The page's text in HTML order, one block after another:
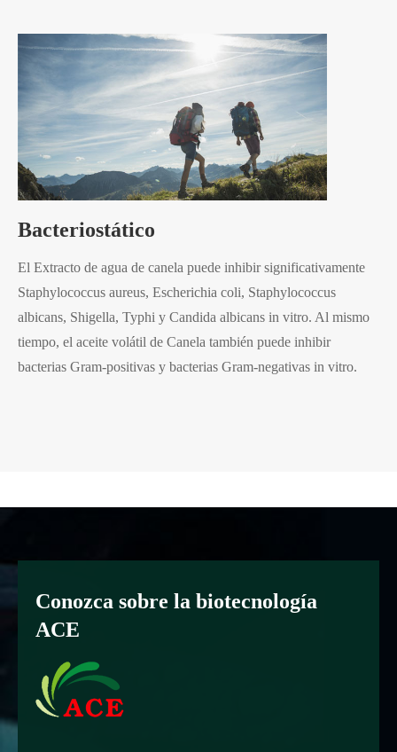
Bacteriostático
El Extracto de agua de canela puede inhibir significativamente
Staphylococcus aureus, Escherichia coli, Staphylococcus
albicans, Shigella, Typhi y Candida albicans in vitro. Al mismo
tiempo, el aceite volátil de Canela también puede inhibir
bacterias Gram-positivas y bacterias Gram-negativas in vitro.
Conozca sobre la biotecnología
ACE